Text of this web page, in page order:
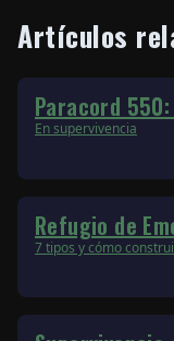
Artículos
Paracord
En supervivencia
Refugio de
7 tipos y cómo